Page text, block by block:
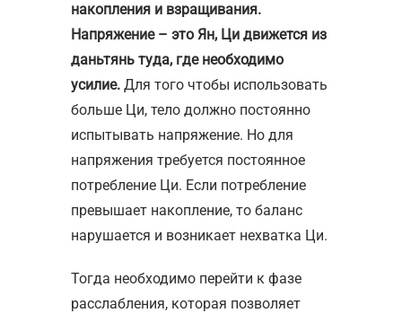
накопления и взращивания.
Напряжение – это Ян, Ци движется из
даньтянь туда, где необходимо
усилие. Для того чтобы использовать
больше Ци, тело должно постоянно
испытывать напряжение. Но для
напряжения требуется постоянное
потребление Ци. Если потребление
превышает накопление, то баланс
нарушается и возникает нехватка Ци.
Тогда необходимо перейти к фазе
расслабления, которая позволяет